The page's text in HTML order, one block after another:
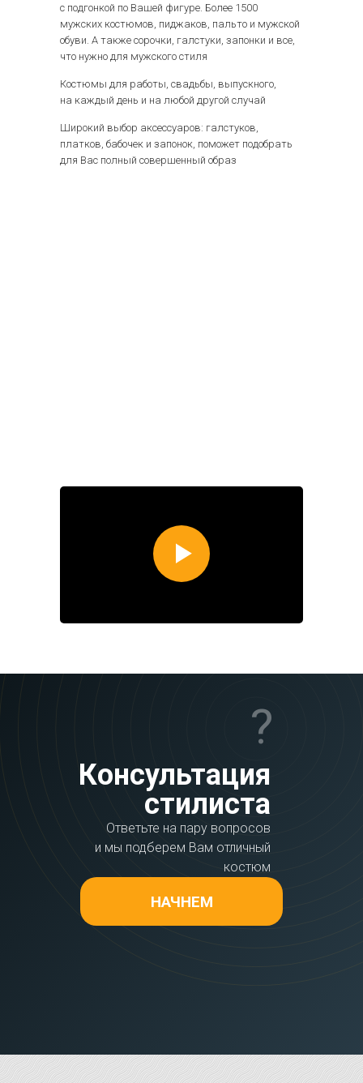
с подгонкой по Вашей фигуре. Более 1500
мужских костюмов, пиджаков, пальто и мужской
обуви. А также сорочки, галстуки, запонки и все,
что нужно для мужского стиля
Костюмы для работы, свадьбы, выпускного,
на каждый день и на любой другой случай
Широкий выбор аксессуаров: галстуков,
платков, бабочек и запонок, поможет подобрать
для Вас полный совершенный образ
?
Консультация
стилиста
Ответьте на пару вопросов
и мы подберем Вам отличный
костюм
НАЧНЕМ